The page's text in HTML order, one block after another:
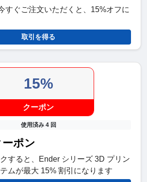
すぐご注文いただくと、15%オフに
取引を得る
15%
クーポン
使用済み 4 回
ポン
すると、Ender シリーズ 3D プリン
ムが最大 15% 割引になります